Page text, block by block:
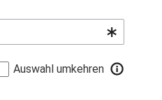
Auswahl umkehren